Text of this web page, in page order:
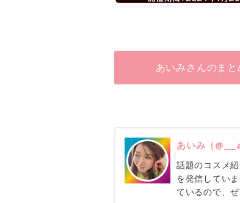
あいみさんのま
あいみ（
話題のコスメ
を発信してい
ているので、